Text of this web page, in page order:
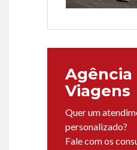
Agência
Viagens
Quer um
personalizado?
Fale com os